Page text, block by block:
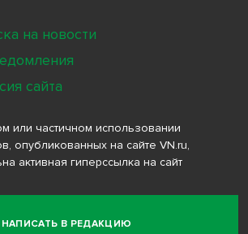
НАПИСАТЬ В РЕДАКЦИЮ
или частичном использовании
опубликованных на сайте VN.ru,
активная гиперссылка на сайт
на новости
сайта